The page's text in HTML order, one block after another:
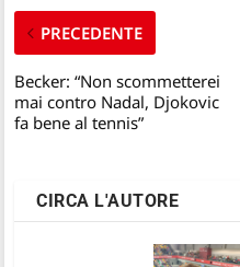
PRECEDENTE
Becker: “Non scommetterei
mai contro Nadal, Djokovic
fa bene al tennis”
CIRCA L'AUTORE